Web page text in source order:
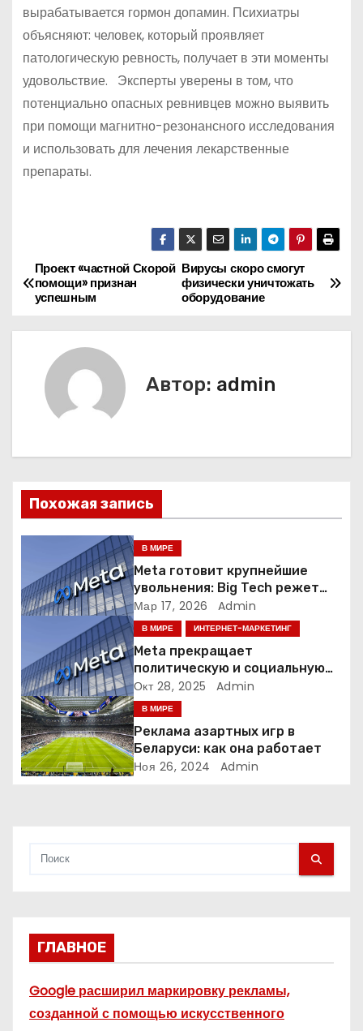
вырабатывается гормон допамин. Психиатры
объясняют: человек, который проявляет
патологическую ревность, получает в эти моменты
удовольствие. Эксперты уверены в том, что
потенциально опасных ревнивцев можно выявить
при помощи магнитно-резонансного исследования
и использовать для лечения лекарственные
препараты.
Н
а
ц
и
п
о
а
п
и
Вирусы скоро смогут
физически уничтожать
оборудование
Проект «частной Скорой
помощи» признан
успешным
Автор: admin
Похожая запись
В МИРЕ
Meta готовит крупнейшие
увольнения: Big Tech режет
людей ради искусственного
интеллекта
Мар 17, 2026 Admin
В МИРЕ ИНТЕРНЕТ-МАРКЕТИНГ
Meta прекращает
политическую и социальную
рекламу в ЕС. Почему это
меняет рынок цифровой
рекламы?
Окт 28, 2025 Admin
В МИРЕ
Реклама азартных игр в
Беларуси: как она работает
Ноя 26, 2024 Admin
ГЛАВНОЕ
Google расширил маркировку рекламы,
созданной с помощью искусственного